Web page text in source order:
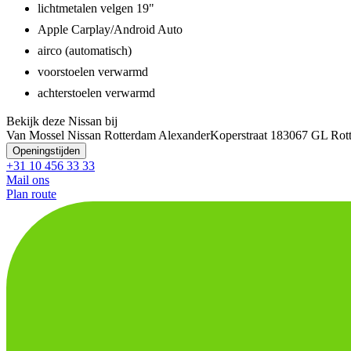
lichtmetalen velgen 19"
Apple Carplay/Android Auto
airco (automatisch)
voorstoelen verwarmd
achterstoelen verwarmd
Bekijk deze Nissan bij
Van Mossel Nissan Rotterdam AlexanderKoperstraat 183067 GL
Openingstijden
+31 10 456 33 33
Mail ons
Plan route